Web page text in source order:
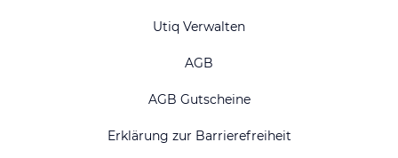
Utiq Verwalten
AGB
AGB Gutscheine
Erklärung zur Barrierefreiheit